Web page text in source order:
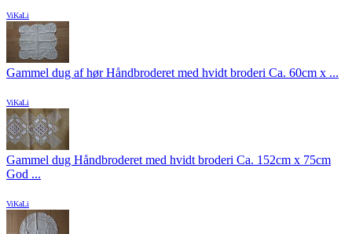
ViKaLi
Gammel dug af hør Håndbroderet med hvidt broderi Ca. 60cm x ...
ViKaLi
Gammel dug Håndbroderet med hvidt broderi Ca. 152cm x 75cm
God ...
ViKaLi